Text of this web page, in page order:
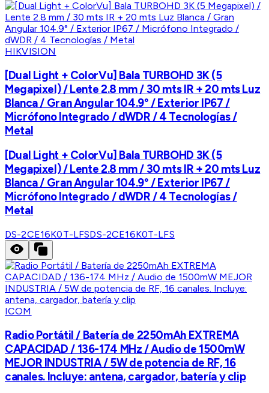
HIKVISION
[Dual Light + ColorVu] Bala TURBOHD 3K (5
Megapixel) / Lente 2.8 mm / 30 mts IR + 20 mts Luz
Blanca / Gran Angular 104.9° / Exterior IP67 /
Micrófono Integrado / dWDR / 4 Tecnologías /
Metal
[Dual Light + ColorVu] Bala TURBOHD 3K (5
Megapixel) / Lente 2.8 mm / 30 mts IR + 20 mts Luz
Blanca / Gran Angular 104.9° / Exterior IP67 /
Micrófono Integrado / dWDR / 4 Tecnologías /
Metal
DS-2CE16K0T-LFSDS-2CE16K0T-LFS
ICOM
Radio Portátil / Batería de 2250mAh EXTREMA
CAPACIDAD / 136-174 MHz / Audio de 1500mW
MEJOR INDUSTRIA / 5W de potencia de RF, 16
canales. Incluye: antena, cargador, batería y clip